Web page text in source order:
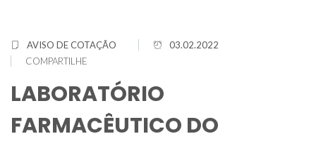
AVISO DE COTAÇÃO
03.02.2022
COMPARTILHE
LABORATÓRIO
FARMACÊUTICO DO